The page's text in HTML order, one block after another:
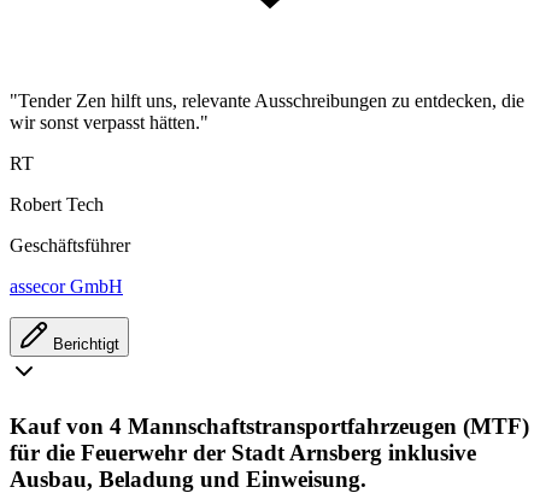
"Tender Zen hilft uns, relevante Ausschreibungen zu entdecken, die
wir sonst verpasst hätten."
RT
Robert Tech
Geschäftsführer
assecor GmbH
Berichtigt
Kauf von 4 Mannschaftstransportfahrzeugen (MTF)
für die Feuerwehr der Stadt Arnsberg inklusive
Ausbau, Beladung und Einweisung.